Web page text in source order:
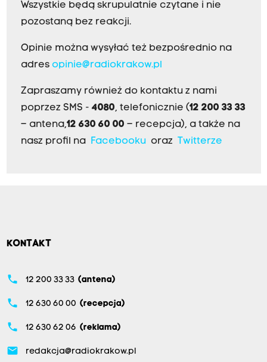
Wszystkie będą skrupulatnie czytane i nie
pozostaną bez reakcji.
Opinie można wysyłać też bezpośrednio na
adres opinie@radiokrakow.pl
Zapraszamy również do kontaktu z nami
poprzez SMS - 4080, telefonicznie (12 200 33 33
– antena,12 630 60 00 – recepcja), a także na
nasz profil na Facebookuoraz Twitterze
KONTAKT
phone 12 200 33 33 (antena)
phone 12 630 60 00 (recepcja)
phone 12 630 62 06 (reklama)
email redakcja@radiokrakow.pl